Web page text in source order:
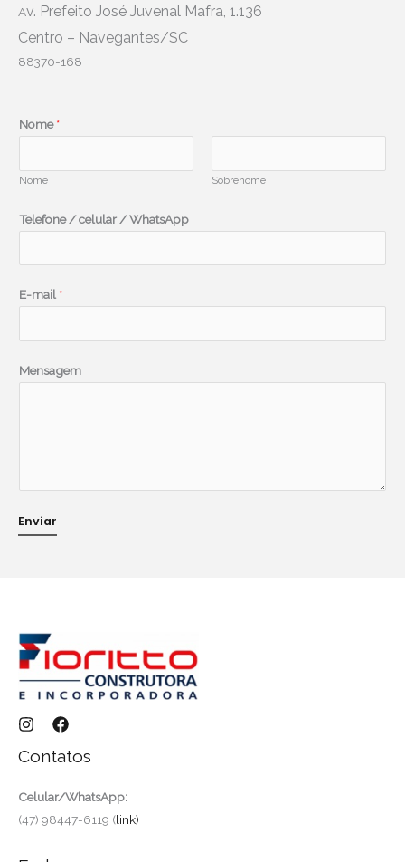
Av. Prefeito José Juvenal Mafra, 1.136
Centro – Navegantes/SC
88370-168
Nome*
Nome Sobrenome
Telefone / celular / WhatsApp
T
e
E
m
E-mail *
Mensagem
Enviar
Contatos
Celular/WhatsApp:
(47) 98447-6119 (link)